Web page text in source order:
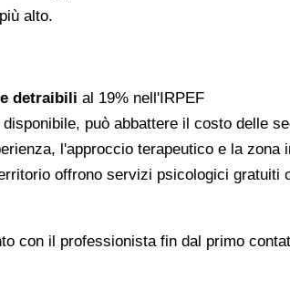
alto.
detraibili al 19% nell'IRPEF
può abbattere il costo delle
l'approccio terapeutico e la zona
offrono servizi psicologici gratuiti
con il professionista fin dal primo